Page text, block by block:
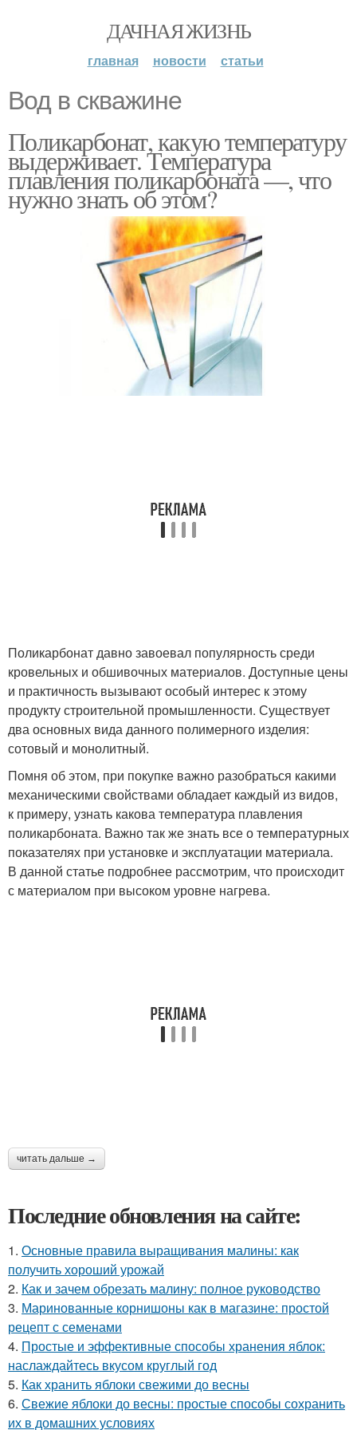
ДАЧНАЯ ЖИЗНЬ
главная новости статьи
Вод в скважине
Поликарбонат, какую температуру
выдерживает. Температура
плавления поликарбоната —, что
нужно знать об этом?
Поликарбонат давно завоевал популярность среди
кровельных и обшивочных материалов. Доступные цены
и практичность вызывают особый интерес к этому
продукту строительной промышленности. Существует
два основных вида данного полимерного изделия:
сотовый и монолитный.
Помня об этом, при покупке важно разобраться какими
механическими свойствами обладает каждый из видов,
к примеру, узнать какова температура плавления
поликарбоната. Важно так же знать все о температурных
показателях при установке и эксплуатации материала.
В данной статье подробнее рассмотрим, что происходит
с материалом при высоком уровне нагрева.
читать дальше →
Последние обновления на сайте:
1. Основные правила выращивания малины: как
получить хороший урожай
2. Как и зачем обрезать малину: полное руководство
3. Маринованные корнишоны как в магазине: простой
рецепт с семенами
4. Простые и эффективные способы хранения яблок:
наслаждайтесь вкусом круглый год
5. Как хранить яблоки свежими до весны
6. Свежие яблоки до весны: простые способы сохранить
их в домашних условиях